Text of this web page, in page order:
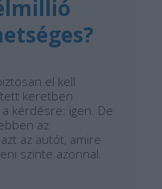
el kell
keretben
kérdésre: igen. De
az
az autót, amire
szinte azonnal.